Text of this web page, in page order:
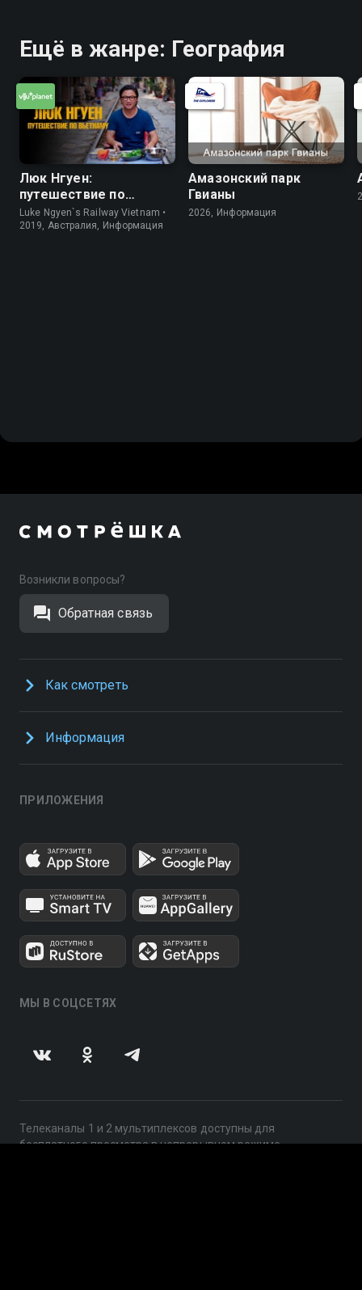
Ещё в жанре: География
Люк Нгуен:
путешествие по
Вьетнаму
Luke Ngyen`s Railway Vietnam •
2019, Австралия, Информация
Амазонский парк
Гвианы
2026, Информация
Возникли вопросы?
Обратная связь
Как смотреть
Информация
ПРИЛОЖЕНИЯ
МЫ В СОЦСЕТЯХ
Телеканалы 1 и 2 мультиплексов доступны для
бесплатного просмотра в непрерывном режиме,